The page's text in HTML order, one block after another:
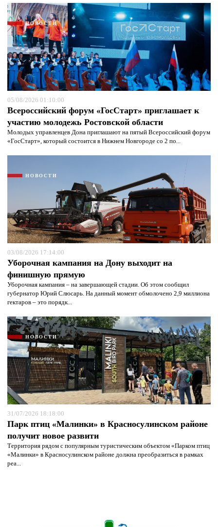
НОВОСТИ
05/08/2026 01:10:00
Всероссийский форум «ГосСтарт» приглашает к
участию молодежь Ростовской области
Молодых управленцев Дона приглашают на пятый Всероссийский форум
«ГосСтарт», который состоится в Нижнем Новгороде со 2 по...
НОВОСТИ
03/08/2026 17:14:00
Уборочная кампания на Дону выходит на
финишную прямую
Уборочная кампания – на завершающей стадии. Об этом сообщил
губернатор Юрий Слюсарь. На данный момент обмолочено 2,9 миллиона
гектаров – это порядк...
НОВОСТИ
31/07/2026 18:18:00
Парк птиц «Малинки» в Красносулинском районе
получит новое развити
Территория рядом с популярным туристическим объектом «Парком птиц
«Малинки» в Красносулинском районе должна преобразиться в рамках
реа...